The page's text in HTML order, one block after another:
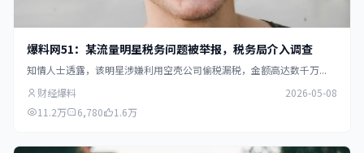
爆料网51：某流量明星税务问题被举报，税务局介入调查
知情人士透露，该明星涉嫌利用空壳公司偷税漏税，金额高达数千万...
财经爆料
2026-05-08
11.2万
6,780 1.6万